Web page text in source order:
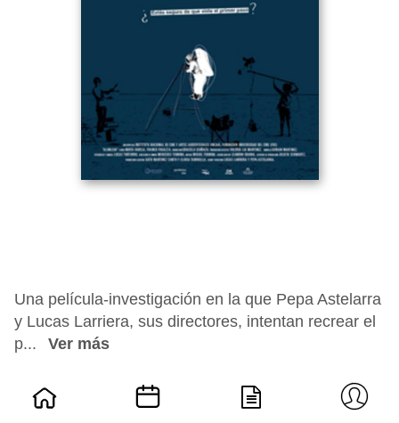
Una película-investigación en la que Pepa Astelarra
y Lucas Larriera, sus directores, intentan recrear el
p...
Ver más